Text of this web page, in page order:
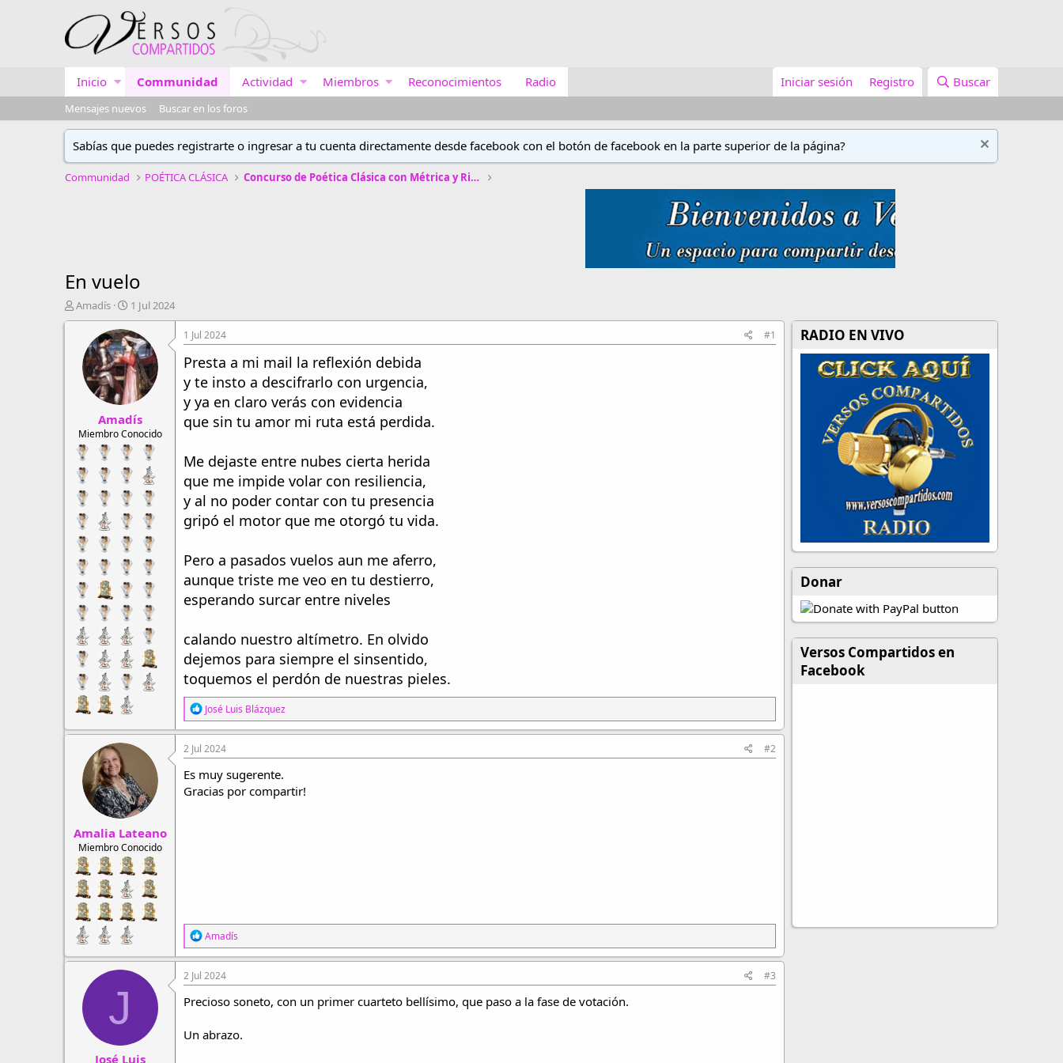
Inicio Communidad Actividad Miembros Reconocimientos Radio Iniciar sesión Registro Buscar
Mensajes nuevos Buscar en los foros
Sabías que puedes registrarte o ingresar a tu cuenta directamente desde facebook con el botón de facebook en la parte superior de la página?
Communidad POÉTICA CLÁSICA Concurso de Poética Clásica con Métrica y Rima
En vuelo
A
u
o
Amadís
F
e
c
h
a
d
e
i
n
i
c
o
1 Jul 2024
Amadís
Miembro Conocido
1 Jul 2024 #1
Presta a mi mail la reflexión debida
y te insto a descifrarlo con urgencia,
y ya en claro verás con evidencia
que sin tu amor mi ruta está perdida.
Me dejaste entre nubes cierta herida
que me impide volar con resiliencia,
y al no poder contar con tu presencia
gripó el motor que me otorgó tu vida.
Pero a pasados vuelos aun me aferro,
aunque triste me veo en tu destierro,
esperando surcar entre niveles
calando nuestro altímetro. En olvido
dejemos para siempre el sinsentido,
toquemos el perdón de nuestras pieles.
R
e
a
c
c
i
o
n
José Luis Blázquez
Amalia Lateano
Miembro Conocido
2 Jul 2024 #2
Es muy sugerente.
Gracias por compartir!
R
e
a
c
c
i
o
e
Amadís
J
José Luis
2 Jul 2024 #3
Precioso soneto, con un primer cuarteto bellísimo, que paso a la fase de votación.
Un abrazo.
RADIO EN VIVO
Donar
Versos Compartidos en
Facebook